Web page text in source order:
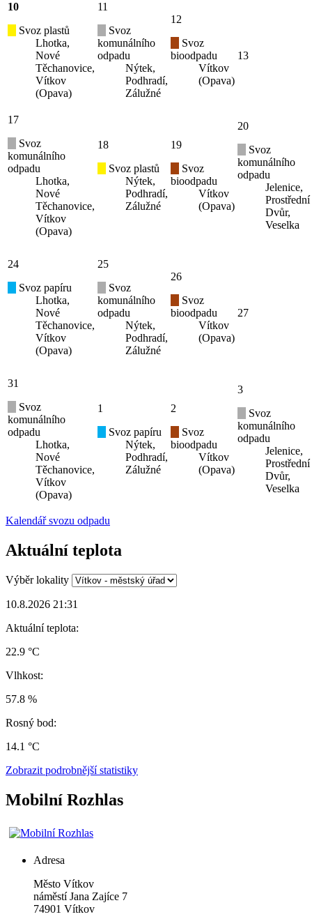
10
Svoz plastů
Lhotka,
Nové
Těchanovice,
Vítkov
(Opava)
11
Svoz
komunálního
odpadu
Nýtek,
Podhradí,
Zálužné
12
Svoz
bioodpadu
Vítkov
(Opava)
13
17
Svoz
komunálního
odpadu
Lhotka,
Nové
Těchanovice,
Vítkov
(Opava)
18
Svoz plastů
Nýtek,
Podhradí,
Zálužné
19
Svoz
bioodpadu
Vítkov
(Opava)
20
Svoz
komunálního
odpadu
Jelenice,
Prostřední
Dvůr,
Veselka
24
Svoz papíru
Lhotka,
Nové
Těchanovice,
Vítkov
(Opava)
25
Svoz
komunálního
odpadu
Nýtek,
Podhradí,
Zálužné
26
Svoz
bioodpadu
Vítkov
(Opava)
27
31
Svoz
komunálního
odpadu
Lhotka,
Nové
Těchanovice,
Vítkov
(Opava)
1
Svoz papíru
Nýtek,
Podhradí,
Zálužné
2
Svoz
bioodpadu
Vítkov
(Opava)
3
Svoz
komunálního
odpadu
Jelenice,
Prostřední
Dvůr,
Veselka
Kalendář svozu odpadu
Aktuální teplota
Výběr lokality
10.8.2026 21:31
Aktuální teplota:
22.9 °C
Vlhkost:
57.8 %
Rosný bod:
14.1 °C
Zobrazit podrobnější statistiky
Mobilní Rozhlas
Adresa
Město Vítkov
náměstí Jana Zajíce 7
74901 Vítkov